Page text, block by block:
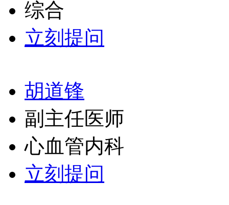
综合
立刻提问
胡道锋
副主任医师
心血管内科
立刻提问